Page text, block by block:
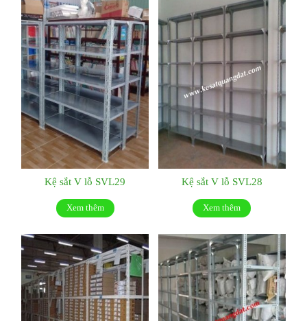
Kệ sắt V lỗ SVL29
Xem thêm
Kệ sắt V lỗ SVL28
Xem thêm